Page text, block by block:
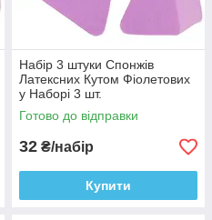
Набір 3 штуки Спонжів
Латексних Кутом Фіолетових
у Наборі 3 шт.
Готово до відправки
32 ₴/набір
Купити